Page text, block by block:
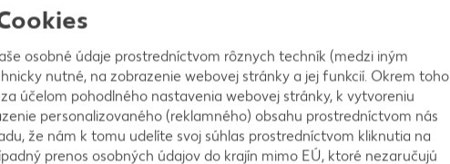
osobné údaje prostredníctvom rôznych techník (medzi iným
nutné, na zobrazenie webovej stránky a jej funkcií. Okrem toho
účelom pohodlného nastavenia webovej stránky, k vytvoreniu
personalizovaného (reklamného) obsahu prostredníctvom nás
že nám k tomu udelíte svoj súhlas prostredníctvom kliknutia na
prenos osobných údajov do krajín mimo EÚ, ktoré nezaručujú